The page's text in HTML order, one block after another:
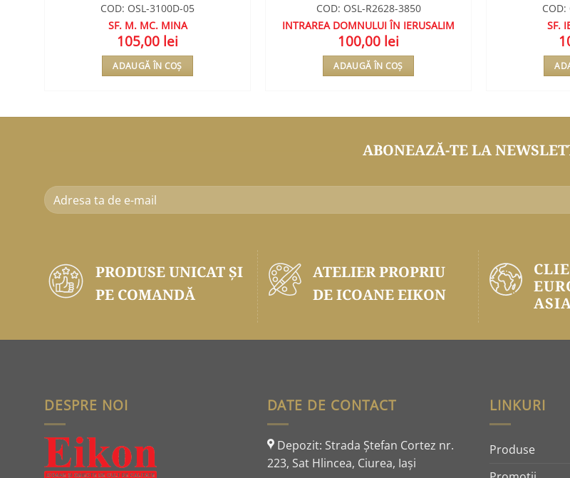
COD: OSL-3100D-05
SF. M. MC. MINA
105,00 lei
ADAUGĂ ÎN COȘ
COD: OSL-R2628-3850
INTRAREA DOMNULUI ÎN IERUSALIM
100,00 lei
ADAUGĂ ÎN COȘ
SF.
ABONEAZĂ-TE LA
PRODUSE UNICAT ŞI
PE COMANDĂ
ATELIER PROPRIU
DE ICOANE EIKON
DESPRE NOI DATE DE CONTACT
Depozit: Strada Ştefan Cortez nr.
223, Sat Hlincea, Ciurea, Iaşi
LINKURI
Produse